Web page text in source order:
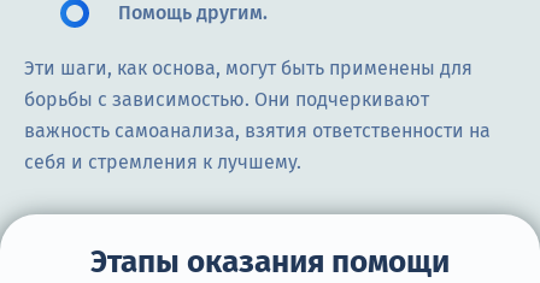
Помощь другим.
Эти шаги, как основа, могут быть применены для
борьбы с зависимостью. Они подчеркивают
важность самоанализа, взятия ответственности на
себя и стремления к лучшему.
Этапы оказания помощи